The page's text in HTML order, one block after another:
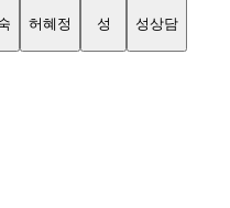
허혜정 성 성상담